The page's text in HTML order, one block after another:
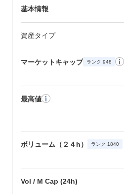
基本情報
資産タイプ
マーケットキャップ ランク 948
最高値
ボリューム（２４h） ランク 1840
Vol / M Cap (24h)
しています。特定のパートナーシ
予定です。ガバナンスの決定も議
ィの投票がプラットフォームの将
しています。これらのマイルスト
ンスを向上させ、活気あるエコシ
ており、進捗は公式チャンネルを
LUKSOは、ブロックチェーン技
に特化した独自の焦点を持つこと
ルファッション、ゲーム、ソー
す。Layer 1ブロックチェーンと
ーラビリティと効率を向上させる
を採用しており、高スループット
ます。 このプラットフォームは
ームレスに統合された革新的なソ